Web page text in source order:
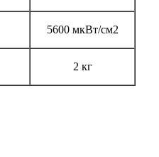
5600 мкВт/см2
2 кг